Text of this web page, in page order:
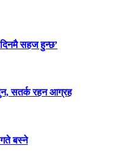
सहज हुन्छ’
सतर्क रहन आग्रह
बस्ने